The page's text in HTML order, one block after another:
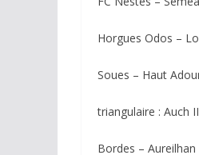
Horgues Odos –
Soues – Haut
triangulaire : Auch
Bordes – Aureilhan